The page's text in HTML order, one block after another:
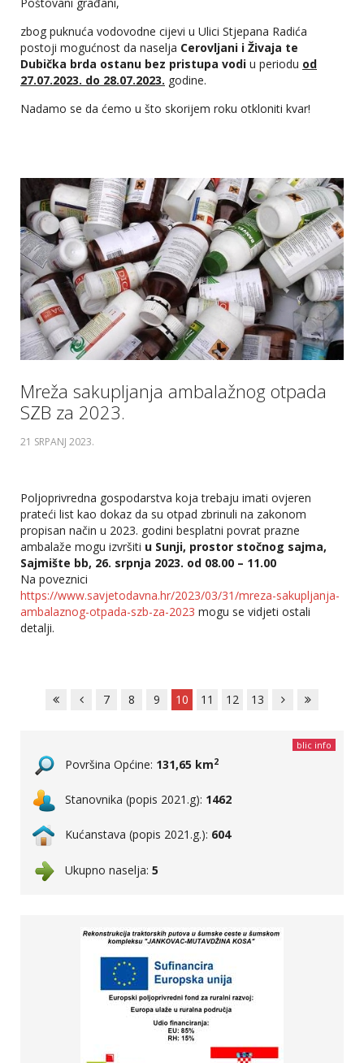
zbog puknuća vodovodne cijevi u Ulici Stjepana Radića
postoji mogućnost da naselja Cerovljani i Živaja te
Dubička brda ostanu bez pristupa vodi u periodu od
27.07.2023. do 28.07.2023. godine.
Nadamo se da ćemo u što skorijem roku otkloniti kvar!
Mreža sakupljanja ambalažnog otpada
SZB za 2023.
21 SRPANJ 2023.
Poljoprivredna gospodarstva koja trebaju imati ovjeren
prateći list kao dokaz da su otpad zbrinuli na zakonom
propisan način u 2023. godini besplatni povrat prazne
ambalaže mogu izvršiti u Sunji, prostor stočnog sajma,
Sajmište bb, 26. srpnja 2023. od 08.00 – 11.00
Na poveznici
https://www.savjetodavna.hr/2023/03/31/mreza-sakupljanja-
ambalaznog-otpada-szb-za-2023 mogu se vidjeti ostali
detalji.
7 8 9 10 11 12 13
blic info
Površina Općine: 131,65 km2
Stanovnika (popis 2021.g): 1462
Kućanstava (popis 2021.g.): 604
Ukupno naselja: 5